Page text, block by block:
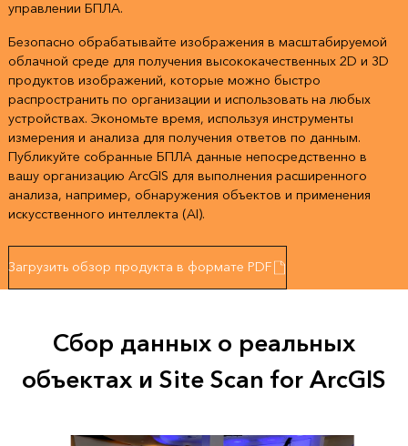
управлении БПЛА.
Безопасно обрабатывайте изображения в масштабируемой
облачной среде для получения высококачественных 2D и 3D
продуктов изображений, которые можно быстро
распространить по организации и использовать на любых
устройствах. Экономьте время, используя инструменты
измерения и анализа для получения ответов по данным.
Публикуйте собранные БПЛА данные непосредственно в
вашу организацию ArcGIS для выполнения расширенного
анализа, например, обнаружения объектов и применения
искусственного интеллекта (AI).
Загрузить обзор продукта в формате PDF
Сбор данных о реальных
объектах и Site Scan for ArcGIS